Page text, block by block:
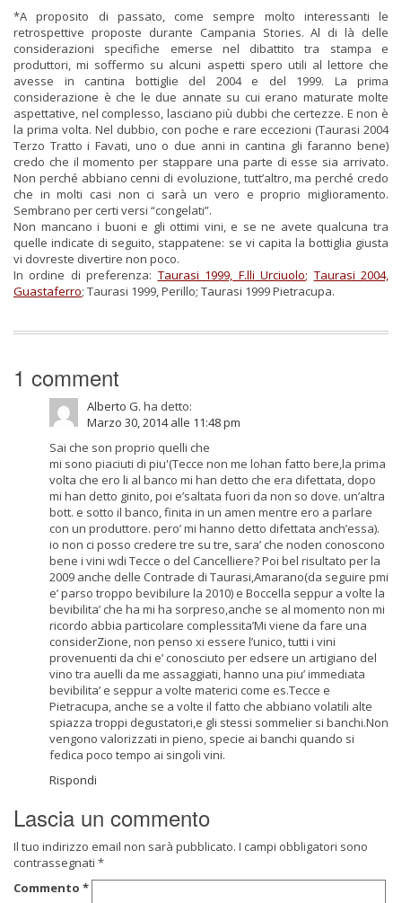
*A proposito di passato, come sempre molto interessanti le
retrospettive proposte durante Campania Stories. Al di là delle
considerazioni specifiche emerse nel dibattito tra stampa e
produttori, mi soffermo su alcuni aspetti spero utili al lettore che
avesse in cantina bottiglie del 2004 e del 1999. La prima
considerazione è che le due annate su cui erano maturate molte
aspettative, nel complesso, lasciano più dubbi che certezze. E non è
la prima volta. Nel dubbio, con poche e rare eccezioni (Taurasi 2004
Terzo Tratto i Favati, uno o due anni in cantina gli faranno bene)
credo che il momento per stappare una parte di esse sia arrivato.
Non perché abbiano cenni di evoluzione, tutt’altro, ma perché credo
che in molti casi non ci sarà un vero e proprio miglioramento.
Sembrano per certi versi “congelati”.
Non mancano i buoni e gli ottimi vini, e se ne avete qualcuna tra
quelle indicate di seguito, stappatene: se vi capita la bottiglia giusta
vi dovreste divertire non poco.
In ordine di preferenza: Taurasi 1999, F.lli Urciuolo; Taurasi 2004,
Guastaferro; Taurasi 1999, Perillo; Taurasi 1999 Pietracupa.
1 comment
Alberto G. ha detto:
Marzo 30, 2014 alle 11:48 pm
Sai che son proprio quelli che
mi sono piaciuti di piu'(Tecce non me lohan fatto bere,la prima
volta che ero li al banco mi han detto che era difettata, dopo
mi han detto ginito, poi e’saltata fuori da non so dove. un’altra
bott. e sotto il banco, finita in un amen mentre ero a parlare
con un produttore. pero’ mi hanno detto difettata anch’essa).
io non ci posso credere tre su tre, sara’ che noden conoscono
bene i vini wdi Tecce o del Cancelliere? Poi bel risultato per la
2009 anche delle Contrade di Taurasi,Amarano(da seguire pmi
e’ parso troppo bevibilure la 2010) e Boccella seppur a volte la
bevibilita’ che ha mi ha sorpreso,anche se al momento non mi
ricordo abbia particolare complessita’Mi viene da fare una
considerZione, non penso xi essere l’unico, tutti i vini
provenuenti da chi e’ conosciuto per edsere un artigiano del
vino tra auelli da me assaggiati, hanno una piu’ immediata
bevibilita’ e seppur a volte materici come es.Tecce e
Pietracupa, anche se a volte il fatto che abbiano volatili alte
spiazza troppi degustatori,e gli stessi sommelier si banchi.Non
vengono valorizzati in pieno, specie ai banchi quando si
fedica poco tempo ai singoli vini.
Rispondi
Lascia un commento
Il tuo indirizzo email non sarà pubblicato. I campi obbligatori sono
contrassegnati *
Commento *